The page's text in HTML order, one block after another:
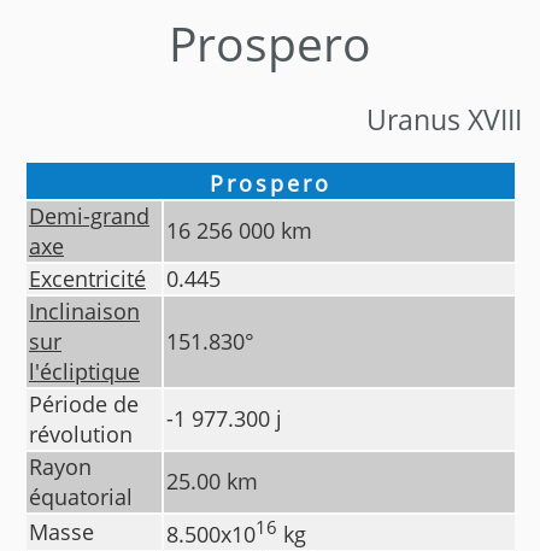
Prospero
Uranus XVIII
Prospero
Demi-grand
axe
16 256 000 km
Excentricité
0.445
Inclinaison
sur
l'écliptique
151.830°
Période de
révolution
-1 977.300 j
Rayon
équatorial
25.00 km
Masse
8.500x1016 kg